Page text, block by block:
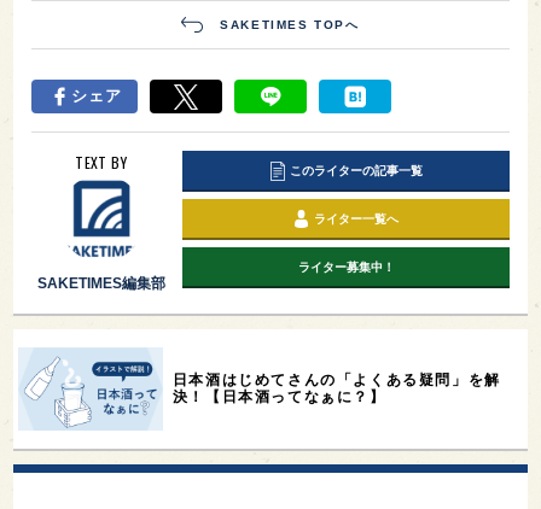
SAKETIMES TOPへ
シェア
TEXT BY
SAKETIMES編集部
このライターの記事一覧
ライター一覧へ
ライター募集中！
日本酒はじめてさんの「よくある疑問」を解
決！【日本酒ってなぁに？】